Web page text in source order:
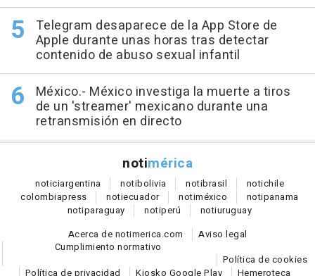
Telegram desaparece de la App Store de
Apple durante unas horas tras detectar
contenido de abuso sexual infantil
México.- México investiga la muerte a tiros
de un 'streamer' mexicano durante una
retransmisión en directo
notimérica
noticiargentina notibolivia notibrasil notichile
colombiapress notiecuador notiméxico notipanama
notiparaguay notiperú notiuruguay
Acerca de notimerica.com
Aviso legal
Cumplimiento normativo
Política de cookies
Política de privacidad
Kiosko Google Play Hemeroteca